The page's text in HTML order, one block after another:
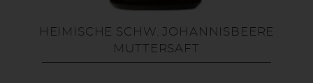
HEIMISCHE SCHW. JOHANNISBEERE
MUTTERSAFT